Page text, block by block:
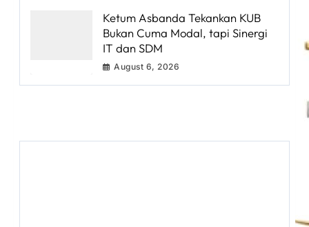
Ketum Asbanda Tekankan KUB
Bukan Cuma Modal, tapi Sinergi
IT dan SDM
August 6, 2026